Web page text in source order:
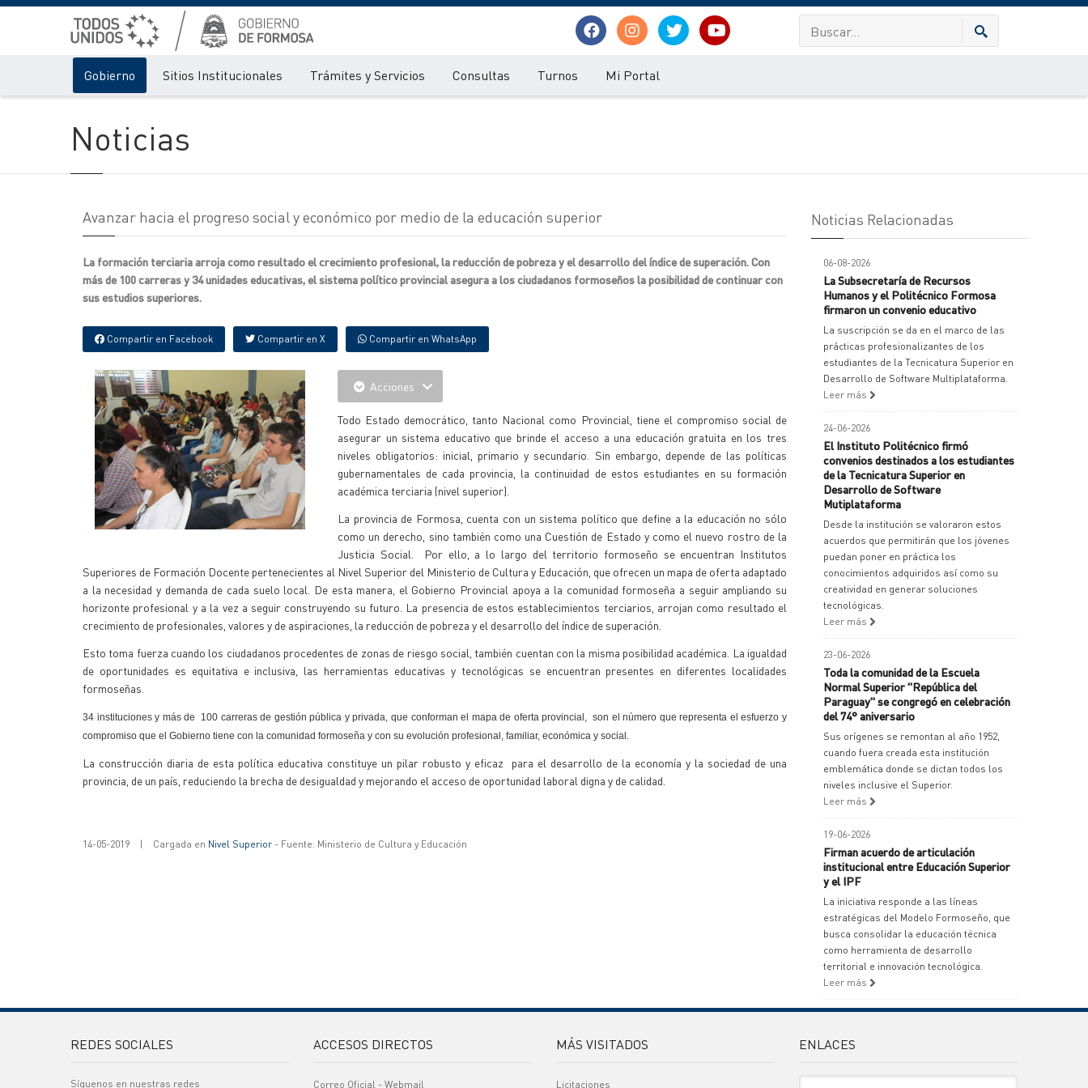
Gobierno Sitios Institucionales Trámites y Servicios Consultas Turnos Mi Portal
Noticias
Avanzar hacia el progreso social y económico por medio de la educación superior
La formación terciaria arroja como resultado el crecimiento profesional, la reducción de pobreza y el desarrollo del índice de superación. Con
más de 100 carreras y 34 unidades educativas, el sistema político provincial asegura a los ciudadanos formoseños la posibilidad de continuar con
sus estudios superiores.
Compartir en Facebook Compartir en X Compartir en WhatsApp
Acciones
Todo Estado democrático, tanto Nacional como Provincial, tiene el compromiso social de
asegurar un sistema educativo que brinde el acceso a una educación gratuita en los tres
niveles obligatorios: inicial, primario y secundario. Sin embargo, depende de las políticas
gubernamentales de cada provincia, la continuidad de estos estudiantes en su formación
académica terciaria (nivel superior).
La provincia de Formosa, cuenta con un sistema político que define a la educación no sólo
como un derecho, sino también como una Cuestión de Estado y como el nuevo rostro de la
Justicia Social. Por ello, a lo largo del territorio formoseño se encuentran Institutos
Superiores de Formación Docente pertenecientes al Nivel Superior del Ministerio de Cultura y Educación, que ofrecen un mapa de oferta adaptado
a la necesidad y demanda de cada suelo local. De esta manera, el Gobierno Provincial apoya a la comunidad formoseña a seguir ampliando su
horizonte profesional y a la vez a seguir construyendo su futuro. La presencia de estos establecimientos terciarios, arrojan como resultado el
crecimiento de profesionales, valores y de aspiraciones, la reducción de pobreza y el desarrollo del índice de superación.
Esto toma fuerza cuando los ciudadanos procedentes de zonas de riesgo social, también cuentan con la misma posibilidad académica. La igualdad
de oportunidades es equitativa e inclusiva, las herramientas educativas y tecnológicas se encuentran presentes en diferentes localidades
formoseñas.
34 instituciones y más de 100 carreras de gestión pública y privada, que conforman el mapa de oferta provincial, son el número que representa el esfuerzo y
compromiso que el Gobierno tiene con la comunidad formoseña y con su evolución profesional, familiar, económica y social.
La construcción diaria de esta política educativa constituye un pilar robusto y eficaz para el desarrollo de la economía y la sociedad de una
provincia, de un país, reduciendo la brecha de desigualdad y mejorando el acceso de oportunidad laboral digna y de calidad.
14-05-2019 | Cargada en Nivel Superior - Fuente: Ministerio de Cultura y Educación
Noticias Relacionadas
06-08-2026
La Subsecretaría de Recursos
Humanos y el Politécnico Formosa
firmaron un convenio educativo
La suscripción se da en el marco de las
prácticas profesionalizantes de los
estudiantes de la Tecnicatura Superior en
Desarrollo de Software Multiplataforma.
Leer más
24-06-2026
El Instituto Politécnico firmó
convenios destinados a los estudiantes
de la Tecnicatura Superior en
Desarrollo de Software
Mutiplataforma
Desde la institución se valoraron estos
acuerdos que permitirán que los jóvenes
puedan poner en práctica los
conocimientos adquiridos así como su
creatividad en generar soluciones
tecnológicas.
Leer más
23-06-2026
Toda la comunidad de la Escuela
Normal Superior "República del
Paraguay" se congregó en celebración
del 74° aniversario
Sus orígenes se remontan al año 1952,
cuando fuera creada esta institución
emblemática donde se dictan todos los
niveles inclusive el Superior.
Leer más
19-06-2026
Firman acuerdo de articulación
institucional entre Educación Superior
y el IPF
La iniciativa responde a las líneas
estratégicas del Modelo Formoseño, que
busca consolidar la educación técnica
como herramienta de desarrollo
territorial e innovación tecnológica.
Leer más
REDES SOCIALES
Síguenos en nuestras redes
ACCESOS DIRECTOS
Correo Oficial - Webmail
MÁS VISITADOS
Licitaciones
ENLACES